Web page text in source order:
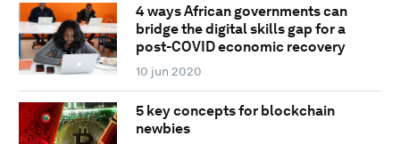
4 ways African governments can
bridge the digital skills gap for a
post-COVID economic recovery
10 jun 2020
5 key concepts for blockchain
newbies